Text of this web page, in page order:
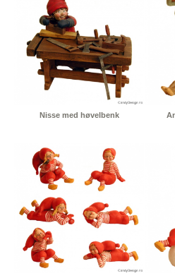
Nisse med høvelbenk